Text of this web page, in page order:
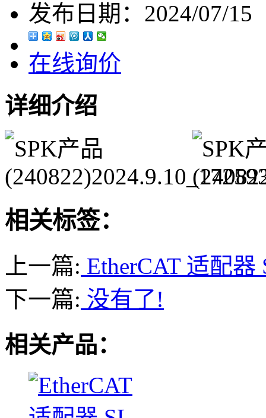
发布日期： 2024/07/15
在线询价
详细介绍
相关标签：
上一篇: EtherCAT 适配器
下一篇: 没有了!
相关产品：